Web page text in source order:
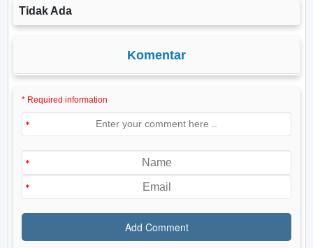
Tidak Ada
Komentar
* Required information